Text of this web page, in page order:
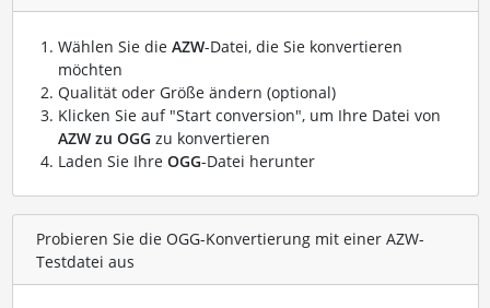
Wählen Sie die AZW-Datei, die Sie konvertieren
möchten
Qualität oder Größe ändern (optional)
Klicken Sie auf "Start conversion", um Ihre Datei von
AZW zu OGG zu konvertieren
Laden Sie Ihre OGG-Datei herunter
Probieren Sie die OGG-Konvertierung mit einer AZW-
Testdatei aus